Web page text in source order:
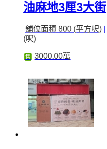
油麻地3厘3大街
舖位面積 800 (平方呎)
(呎)
售 3000.00萬